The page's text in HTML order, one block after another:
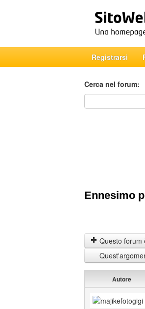
Registrarsi
Cerca nel forum:
Cerca nel forum
Ennesimo
Questo forum
Autore